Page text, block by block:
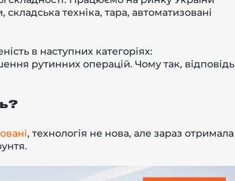
техніка, тара, автоматизовані
в наступних категоріях:
рутинних операцій. Чому так, відповідь
, технологія не нова, але зараз отримала